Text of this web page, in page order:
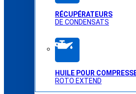
RÉCUPÉRATEURS
DE CONDENSATS
HUILE POUR
ROTO EXTEND